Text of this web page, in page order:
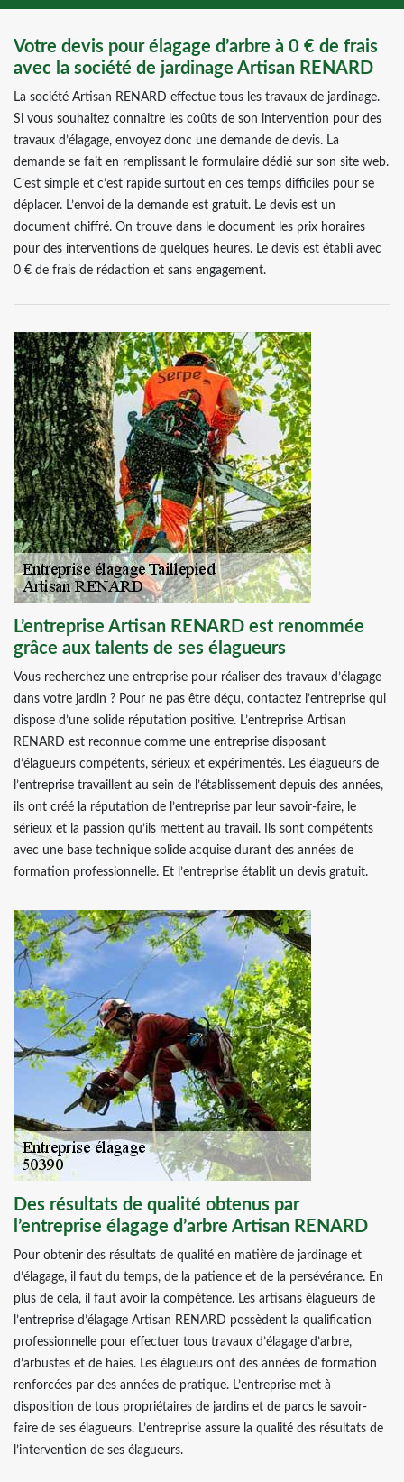
Votre devis pour élagage d’arbre à 0 € de frais
avec la société de jardinage Artisan RENARD
La société Artisan RENARD effectue tous les travaux de jardinage.
Si vous souhaitez connaitre les coûts de son intervention pour des
travaux d’élagage, envoyez donc une demande de devis. La
demande se fait en remplissant le formulaire dédié sur son site web.
C’est simple et c’est rapide surtout en ces temps difficiles pour se
déplacer. L’envoi de la demande est gratuit. Le devis est un
document chiffré. On trouve dans le document les prix horaires
pour des interventions de quelques heures. Le devis est établi avec
0 € de frais de rédaction et sans engagement.
L’entreprise Artisan RENARD est renommée
grâce aux talents de ses élagueurs
Vous recherchez une entreprise pour réaliser des travaux d’élagage
dans votre jardin ? Pour ne pas être déçu, contactez l’entreprise qui
dispose d’une solide réputation positive. L’entreprise Artisan
RENARD est reconnue comme une entreprise disposant
d’élagueurs compétents, sérieux et expérimentés. Les élagueurs de
l’entreprise travaillent au sein de l’établissement depuis des années,
ils ont créé la réputation de l’entreprise par leur savoir-faire, le
sérieux et la passion qu’ils mettent au travail. Ils sont compétents
avec une base technique solide acquise durant des années de
formation professionnelle. Et l’entreprise établit un devis gratuit.
Des résultats de qualité obtenus par
l’entreprise élagage d’arbre Artisan RENARD
Pour obtenir des résultats de qualité en matière de jardinage et
d’élagage, il faut du temps, de la patience et de la persévérance. En
plus de cela, il faut avoir la compétence. Les artisans élagueurs de
l’entreprise d’élagage Artisan RENARD possèdent la qualification
professionnelle pour effectuer tous travaux d’élagage d’arbre,
d’arbustes et de haies. Les élagueurs ont des années de formation
renforcées par des années de pratique. L’entreprise met à
disposition de tous propriétaires de jardins et de parcs le savoir-
faire de ses élagueurs. L’entreprise assure la qualité des résultats de
l’intervention de ses élagueurs.